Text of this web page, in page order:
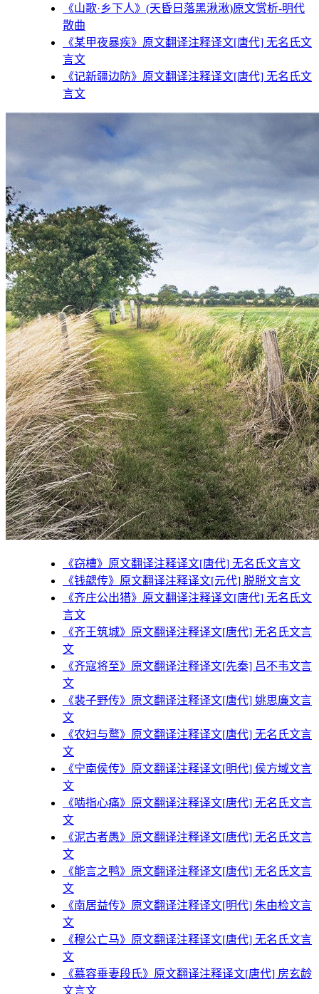
《山歌·乡下人》(天昏日落黑湫湫)原文赏析-明代
散曲
《某甲夜暴疾》原文翻译注释译文[唐代] 无名氏文
言文
《记新疆边防》原文翻译注释译文[唐代] 无名氏文
言文
《窃槽》原文翻译注释译文[唐代] 无名氏文言文
《钱勰传》原文翻译注释译文[元代] 脱脱文言文
《齐庄公出猎》原文翻译注释译文[唐代] 无名氏文
言文
《齐王筑城》原文翻译注释译文[唐代] 无名氏文言
文
《齐寇将至》原文翻译注释译文[先秦] 吕不韦文言
文
《裴子野传》原文翻译注释译文[唐代] 姚思廉文言
文
《农妇与鹜》原文翻译注释译文[唐代] 无名氏文言
文
《宁南侯传》原文翻译注释译文[明代] 侯方域文言
文
《啮指心痛》原文翻译注释译文[唐代] 无名氏文言
文
《泥古者愚》原文翻译注释译文[唐代] 无名氏文言
文
《能言之鸭》原文翻译注释译文[唐代] 无名氏文言
文
《南居益传》原文翻译注释译文[明代] 朱由检文言
文
《穆公亡马》原文翻译注释译文[唐代] 无名氏文言
文
《慕容垂妻段氏》原文翻译注释译文[唐代] 房玄龄
文言文